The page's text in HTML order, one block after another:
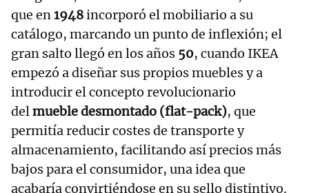
que en1948incorporó el mobiliario a su
catálogo, marcando un punto de inflexión; el
gran salto llegó en los años 50, cuando IKEA
empezó a diseñar sus propios muebles y a
introducir el concepto revolucionario
delmueble desmontado (flat-pack), que
permitía reducir costes de transporte y
almacenamiento, facilitando así precios más
bajos para el consumidor, una idea que
acabaría convirtiéndose en su sello distintivo.